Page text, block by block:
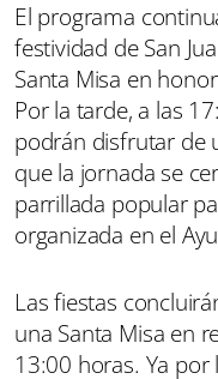
El programa
festividad de San
Santa Misa en
Por la tarde, a las
podrán disfrutar de
que la jornada se
parrillada popular
organizada en el
Las fiestas
una Santa Misa en
13:00 horas. Ya por